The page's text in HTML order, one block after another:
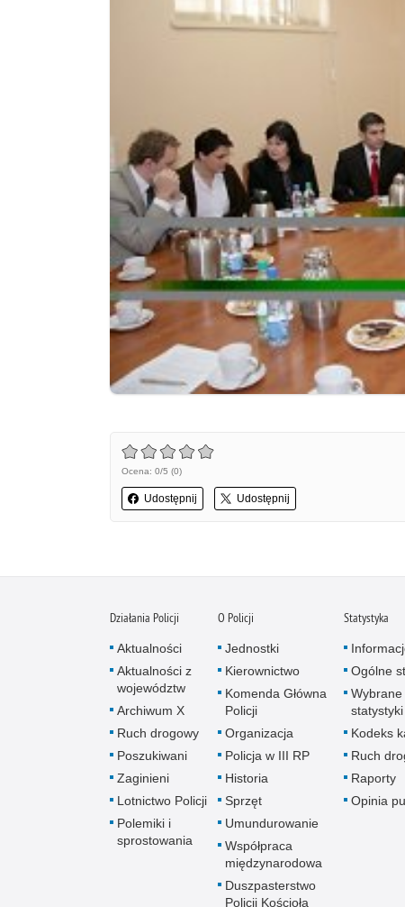
Ocena: 0/5 (0)
Udostępnij Udostępnij
Działania Policji
Aktualności
Aktualności z
województw
Archiwum X
Ruch drogowy
Poszukiwani
Zaginieni
Lotnictwo Policji
Polemiki i
sprostowania
O Policji
Jednostki
Kierownictwo
Komenda Główna
Policji
Organizacja
Policja w III RP
Historia
Sprzęt
Umundurowanie
Współpraca
międzynarodowa
Duszpasterstwo
Policji Kościoła
Statystyka
Ogólne
Wybrane
statystyki
Kodeks
Ruch
Raporty
Opinia